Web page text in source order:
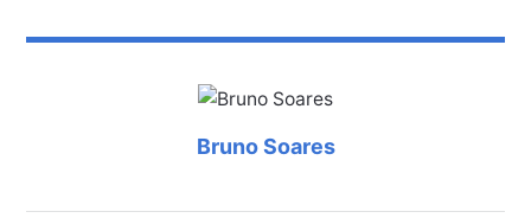
Bruno Soares